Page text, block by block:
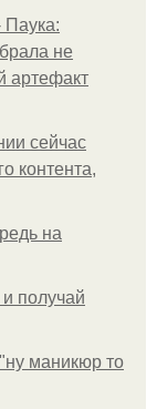
Паука:
не
артефакт
сейчас
контента,
на
получай
маникюр то